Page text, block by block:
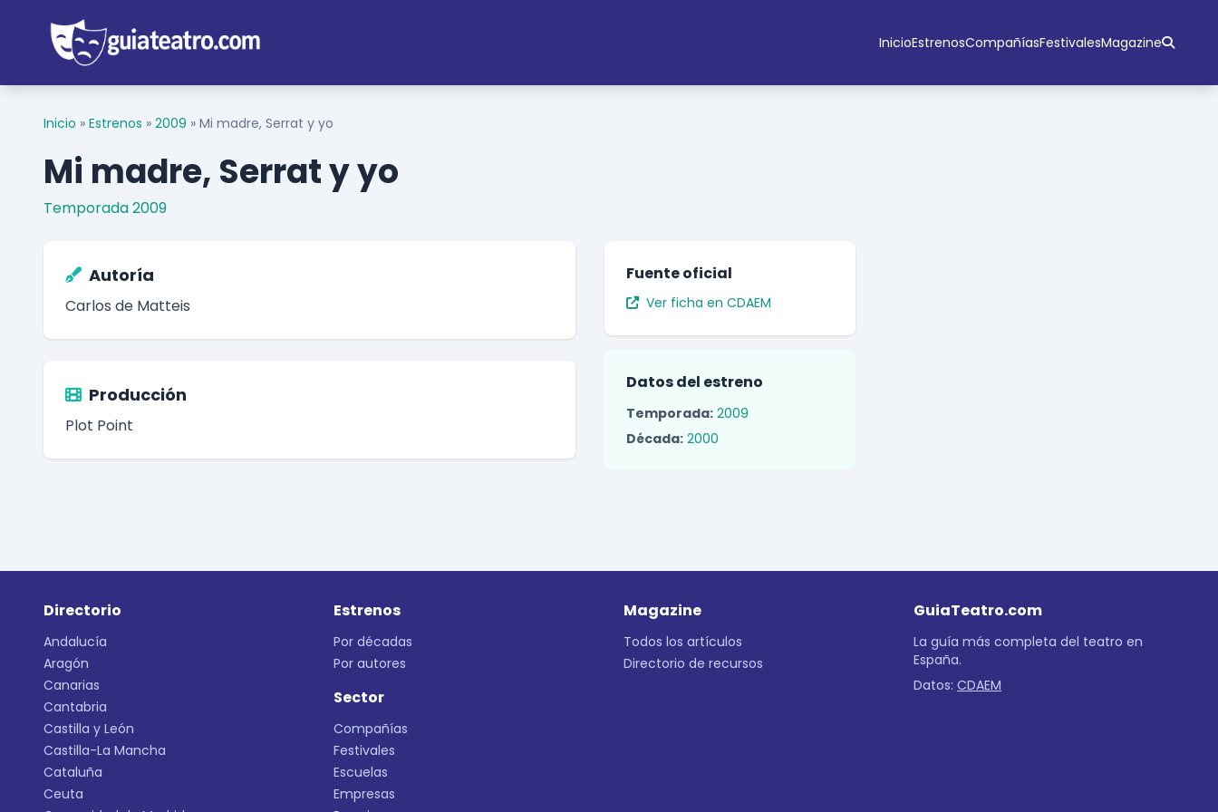
InicioEstrenosCompañíasFestivalesMagazine
Inicio » Estrenos » 2009 » Mi madre, Serrat y yo
Mi madre, Serrat y yo
Temporada 2009
Autoría
Carlos de Matteis
Producción
Plot Point
Fuente oficial
Ver ficha en CDAEM
Datos del estreno
Temporada: 2009
Década: 2000
Directorio
Andalucía
Aragón
Canarias
Cantabria
Castilla y León
Castilla-La Mancha
Cataluña
Ceuta
Estrenos
Por décadas
Por autores
Sector
Compañías
Festivales
Escuelas
Empresas
Magazine
Todos los artículos
Directorio de recursos
GuiaTeatro.com
La guía más completa del teatro en
España.
Datos: CDAEM